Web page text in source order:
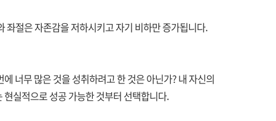
좌절은 자존감을 저하시키고 자기 비하만 증가됩니다.
너무 많은 것을 성취하려고 한 것은 아닌가? 내 자신의
실적으로 성공 가능한 것부터 선택합니다.